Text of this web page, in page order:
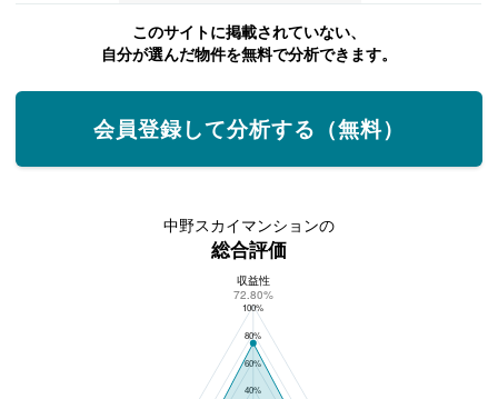
このサイトに掲載されていない、
自分が選んだ物件を無料で分析できます。
会員登録して分析する（無料）
中野スカイマンションの
総合評価
中野スカイマンションの総合評価
100%
80%
60%
40%
収益性
72.80%